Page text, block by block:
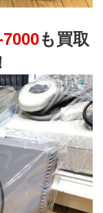
も買取